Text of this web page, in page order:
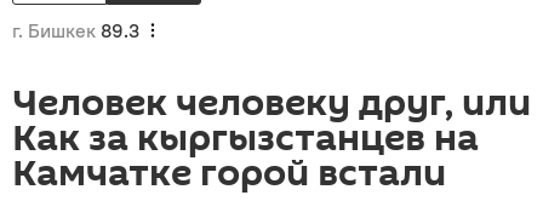
г. Бишкек 89.3
Человек человеку друг, или
Как за кыргызстанцев на
Камчатке горой встали